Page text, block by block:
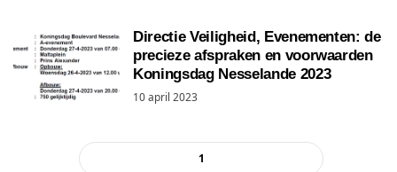
Directie Veiligheid, Evenementen: de
precieze afspraken en voorwaarden
Koningsdag Nesselande 2023
10 april 2023
1